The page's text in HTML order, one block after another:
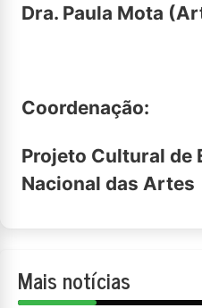
Dra. Paula Mota
Coordenação:
Projeto Cultural de
Nacional das Artes
Mais notícias